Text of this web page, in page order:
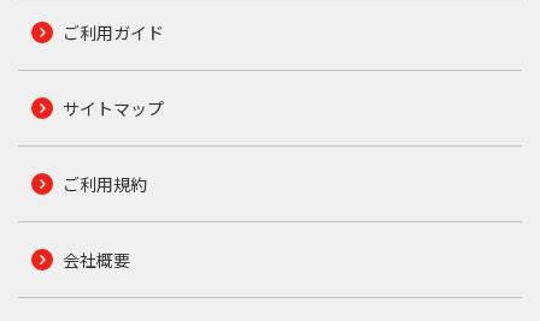
ご利用ガイド
サイトマップ
ご利用規約
会社概要